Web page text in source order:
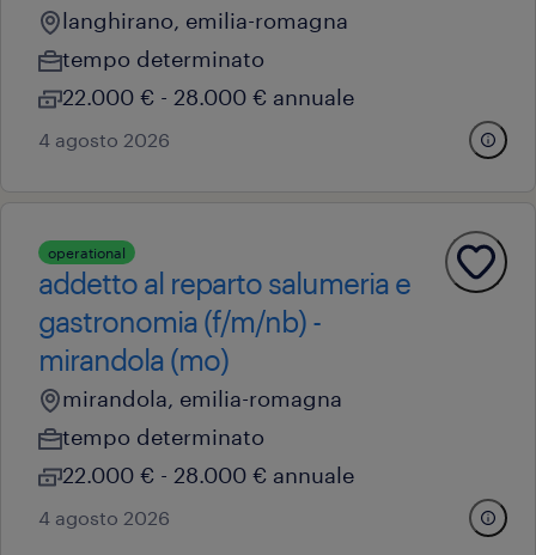
langhirano, emilia-romagna
tempo determinato
22.000 € - 28.000 € annuale
4 agosto 2026
operational
addetto al reparto salumeria e
gastronomia (f/m/nb) -
mirandola (mo)
mirandola, emilia-romagna
tempo determinato
22.000 € - 28.000 € annuale
4 agosto 2026